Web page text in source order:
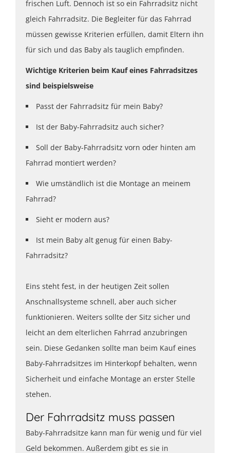
frischen Luft. Dennoch ist so ein Fahrradsitz nicht
gleich Fahrradsitz. Die Begleiter für das Fahrrad
müssen gewisse Kriterien erfüllen, damit Eltern ihn
für sich und das Baby als tauglich empfinden.
Wichtige Kriterien beim Kauf eines Fahrradsitzes
sind beispielsweise
Passt der Fahrradsitz für mein Baby?
Ist der Baby-Fahrradsitz auch sicher?
Soll der Baby-Fahrradsitz vorn oder hinten am
Fahrrad montiert werden?
Wie umständlich ist die Montage an meinem
Fahrrad?
Sieht er modern aus?
Ist mein Baby alt genug für einen Baby-
Fahrradsitz?
Eins steht fest, in der heutigen Zeit sollen
Anschnallsysteme schnell, aber auch sicher
funktionieren. Weiters sollte der Sitz sicher und
leicht an dem elterlichen Fahrrad anzubringen
sein. Diese Gedanken sollte man beim Kauf eines
Baby-Fahrradsitzes im Hinterkopf behalten, wenn
Sicherheit und einfache Montage an erster Stelle
stehen.
Der Fahrradsitz muss passen
Baby-Fahrradsitze kann man für wenig und für viel
Geld bekommen. Außerdem gibt es sie in